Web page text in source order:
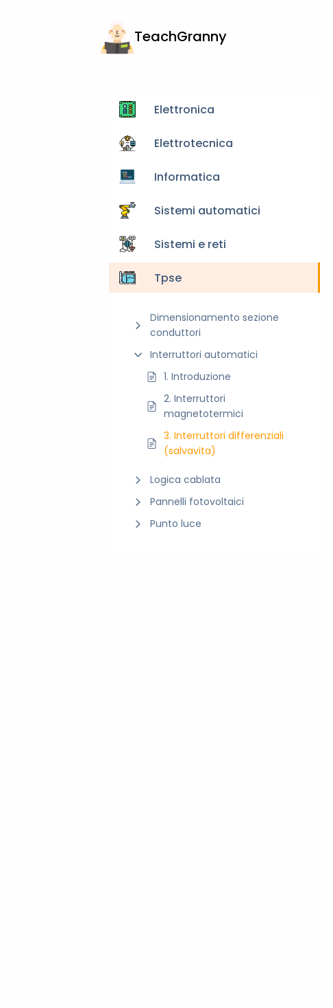
TeachGranny
Elettronica
Elettrotecnica
Informatica
Sistemi automatici
Sistemi e reti
Tpse
Dimensionamento sezione
conduttori
Interruttori automatici
1. Introduzione
2. Interruttori
magnetotermici
3. Interruttori differenziali
(salvavita)
Logica cablata
Pannelli fotovoltaici
Punto luce